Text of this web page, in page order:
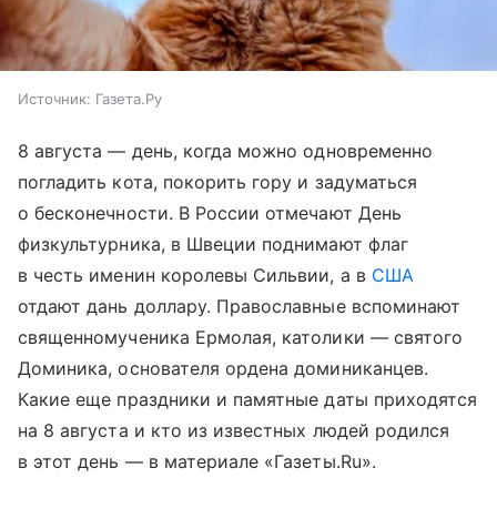
Источник: Газета.Ру
8 августа — день, когда можно одновременно
погладить кота, покорить гору и задуматься
о бесконечности. В России отмечают День
физкультурника, в Швеции поднимают флаг
в честь именин королевы Сильвии, а в США
отдают дань доллару. Православные вспоминают
священномученика Ермолая, католики — святого
Доминика, основателя ордена доминиканцев.
Какие еще праздники и памятные даты приходятся
на 8 августа и кто из известных людей родился
в этот день — в материале «Газеты.Ru».